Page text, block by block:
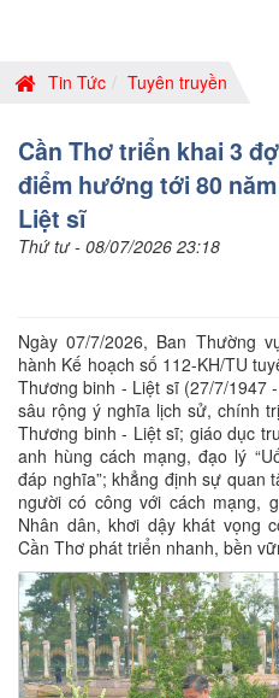
Tin Tức Tuyên truyền
Cần Thơ triển khai 3
điểm hướng tới 80
Liệt sĩ
Thứ tư - 08/07/2026 23:18
Ngày 07/7/2026, Ban Thường
hành Kế hoạch số 112-KH/TU
Thương binh - Liệt sĩ (27/7/1947
sâu rộng ý nghĩa lịch sử, chính
Thương binh - Liệt sĩ; giáo dục
anh hùng cách mạng, đạo lý
đáp nghĩa”; khẳng định sự quan
người có công với cách mạng,
Nhân dân, khơi dậy khát vọng
Cần Thơ phát triển nhanh, bền